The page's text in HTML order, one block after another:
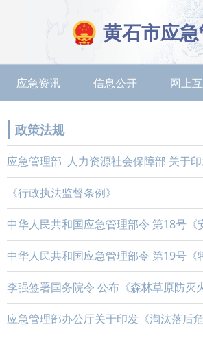
黄石市应
应急资讯 信息公开 网上
政策法规
《行政执法监督条例》
李强签署国务院令 公布《森林草原防灭